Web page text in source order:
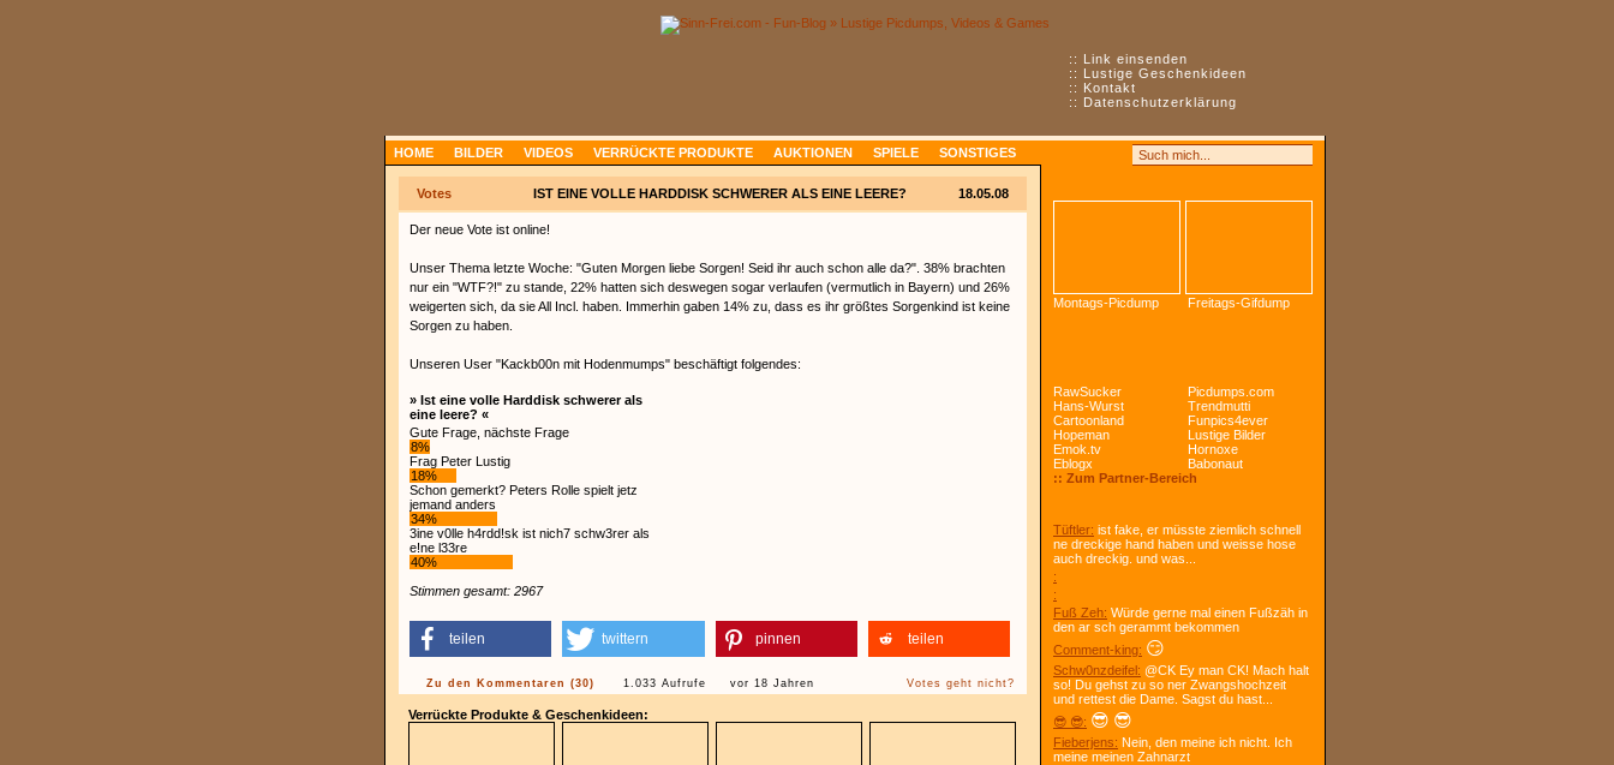
:: Link einsenden
:: Lustige Geschenkideen
:: Kontakt
:: Datenschutzerklärung
HOME BILDER VIDEOS VERRÜCKTE PRODUKTE AUKTIONEN SPIELE SONSTIGES
Votes 18.05.08
IST EINE VOLLE HARDDISK SCHWERER ALS EINE LEERE?
Der neue Vote ist online!
Unser Thema letzte Woche: "Guten Morgen liebe Sorgen! Seid ihr auch schon alle da?". 38% brachten
nur ein "WTF?!" zu stande, 22% hatten sich deswegen sogar verlaufen (vermutlich in Bayern) und 26%
weigerten sich, da sie All Incl. haben. Immerhin gaben 14% zu, dass es ihr größtes Sorgenkind ist keine
Sorgen zu haben.
Unseren User "Kackb00n mit Hodenmumps" beschäftigt folgendes:
Vote wird geladen...
teilen twittern pinnen teilen
Zu den Kommentaren (30) 1.033 Aufrufe vor 18 Jahren Votes geht nicht?
Verrückte Produkte & Geschenkideen:
Montags-Picdump Freitags-Gifdump
RawSucker
Picdumps.com
Hans-Wurst
Trendmutti
Cartoonland
Funpics4ever
Hopeman
Lustige Bilder
Emok.tv
Hornoxe
Eblogx
Babonaut
:: Zum Partner-Bereich
Tüftler: ist fake, er müsste ziemlich schnell
ne dreckige hand haben und weisse hose
auch dreckig. und was...
:
:
Fuß Zeh: Würde gerne mal einen Fußzäh in
den ar sch gerammt bekommen
Comment-king: 😏
Schw0nzdeifel: @CK Ey man CK! Mach halt
so! Du gehst zu so ner Zwangshochzeit
und rettest die Dame. Sagst du hast...
😎 😎: 😎 😎
Fieberjens: Nein, den meine ich nicht. Ich
meine meinen Zahnarzt